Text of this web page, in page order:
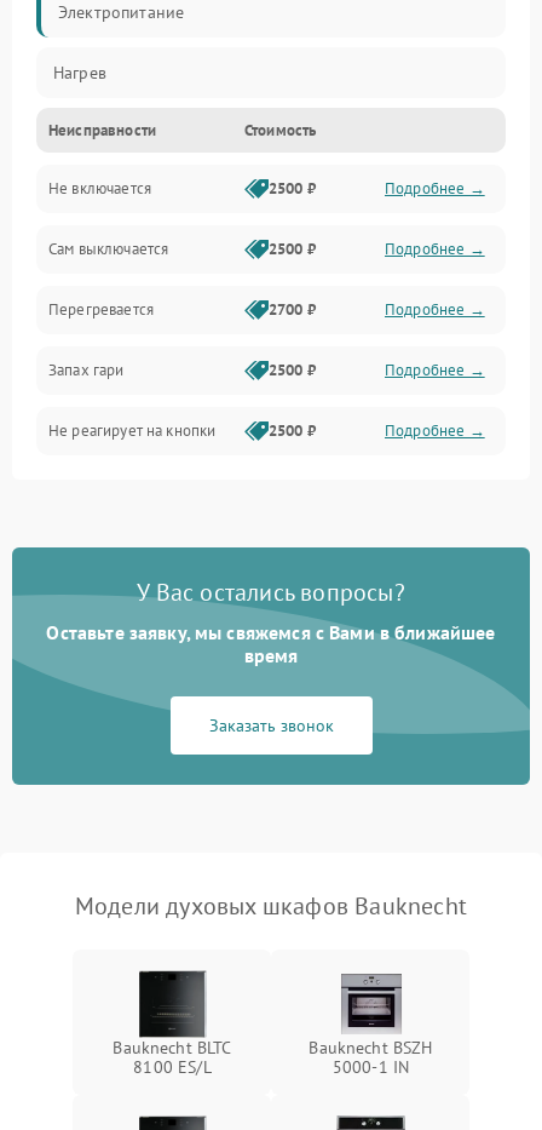
Электропитание
Нагрев
Неисправности Стоимость
Не включается 2500 ₽ Подробнее →
Сам выключается 2500 ₽ Подробнее →
Перегревается 2700 ₽ Подробнее →
Запах гари 2500 ₽ Подробнее →
Не реагирует на кнопки 2500 ₽ Подробнее →
У Вас остались вопросы?
Оставьте заявку, мы свяжемся с Вами в ближайшее
время
Заказать звонок
Модели духовых шкафов Bauknecht
Bauknecht BLTC
8100 ES/L
Bauknecht BSZH
5000-1 IN